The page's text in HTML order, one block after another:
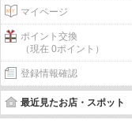
マイページ
ポイント交換
（現在 0ポイント）
登録情報確認
最近見たお店・スポット